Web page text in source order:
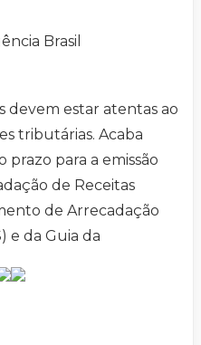
Brasil
devem estar atentas ao
tributárias. Acaba
prazo para a emissão
de Receitas
de Arrecadação
e da Guia da